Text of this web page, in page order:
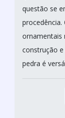
questão se
ornamentais
construção
pedra é